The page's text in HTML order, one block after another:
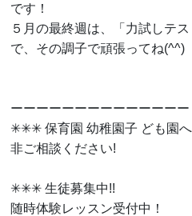
です！
５月の最終週は、「力試しテ
で、その調子で頑張ってね(^^)
ーーーーーーーーーーーーーー
✳︎✳︎✳︎ 保育園 幼稚園子 ども園
非ご相談ください!
✳︎✳︎✳︎ 生徒募集中!!
随時体験レッスン受付中！